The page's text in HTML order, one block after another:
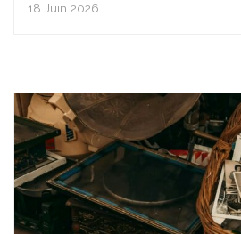
18 Juin 2026